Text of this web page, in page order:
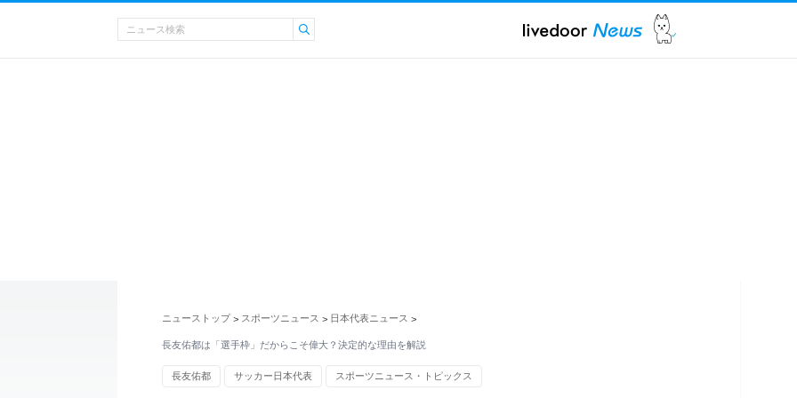
ニューストップ > スポーツニュース > 日本代表ニュース >
長友佑都は「選手枠」だからこそ偉大？決定的な理由を解説
長友佑都 サッカー日本代表 スポーツニュース・トピックス